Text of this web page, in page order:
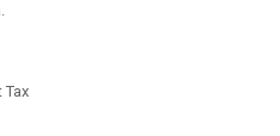
Tax